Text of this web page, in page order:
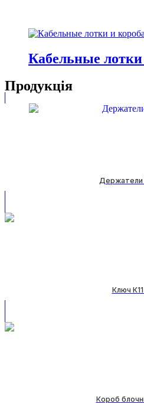
Кабельные
Продукція
Ключ
Короб